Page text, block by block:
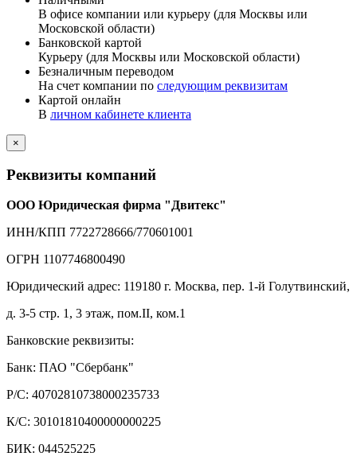
В офисе компании или курьеру (для Москвы или
Московской области)
Банковской картой
Курьеру (для Москвы или Московской области)
Безналичным переводом
На счет компании по следующим реквизитам
Картой онлайн
В личном кабинете клиента
×
Реквизиты компаний
ООО Юридическая фирма "Двитекс"
ИНН/КПП 7722728666/770601001
ОГРН 1107746800490
Юридический адрес: 119180 г. Москва, пер. 1-й Голутвинский,
д. 3-5 стр. 1, 3 этаж, пом.II, ком.1
Банковские реквизиты:
Банк: ПАО "Сбербанк"
Р/С: 40702810738000235733
К/С: 30101810400000000225
БИК: 044525225